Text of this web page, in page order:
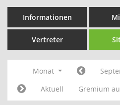
Informationen
Vertreter
Monat
Aktuell
Gremium